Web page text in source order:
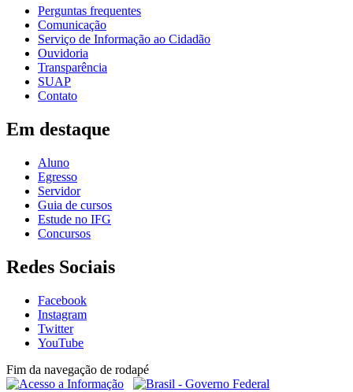
Perguntas frequentes
Comunicação
Serviço de Informação ao Cidadão
Ouvidoria
Transparência
SUAP
Contato
Em destaque
Aluno
Egresso
Servidor
Guia de cursos
Estude no IFG
Concursos
Redes Sociais
Facebook
Instagram
Twitter
YouTube
Fim da navegação de rodapé